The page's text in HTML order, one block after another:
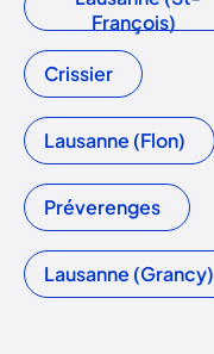
François)
Crissier
Lausanne (Flon)
Préverenges
Lausanne (Grancy)